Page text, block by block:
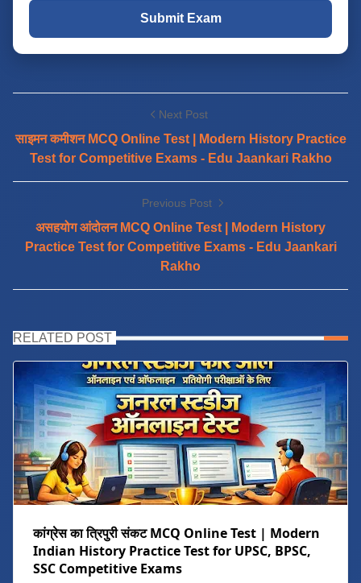
Submit Exam
Next Post
साइमन कमीशन MCQ Online Test | Modern History Practice
Test for Competitive Exams - Edu Jaankari Rakho
Previous Post
असहयोग आंदोलन MCQ Online Test | Modern History
Practice Test for Competitive Exams - Edu Jaankari
Rakho
RELATED POST
कांग्रेस का त्रिपुरी संकट MCQ Online Test | Modern
Indian History Practice Test for UPSC, BPSC,
SSC Competitive Exams